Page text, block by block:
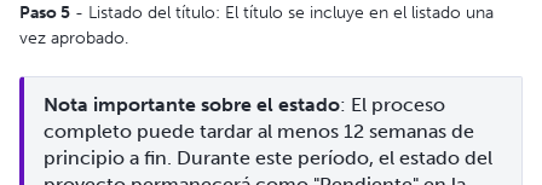
Paso 5 - Listado del título: El título se incluye en el listado una
vez aprobado.
Nota importante sobre el estado: El proceso
completo puede tardar al menos 12 semanas de
principio a fin. Durante este período, el estado del